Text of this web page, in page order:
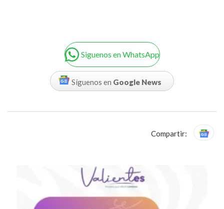
Siguenos en WhatsApp
Síguenos en Google News
Compartir: